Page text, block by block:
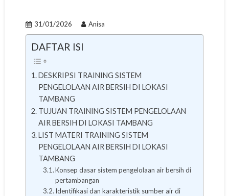
31/01/2026 Anisa
DAFTAR ISI
DESKRIPSI TRAINING SISTEM
PENGELOLAAN AIR BERSIH DI LOKASI
TAMBANG
TUJUAN TRAINING SISTEM PENGELOLAAN
AIR BERSIH DI LOKASI TAMBANG
LIST MATERI TRAINING SISTEM
PENGELOLAAN AIR BERSIH DI LOKASI
TAMBANG
Konsep dasar sistem pengelolaan air bersih di
pertambangan
Identifikasi dan karakteristik sumber air di